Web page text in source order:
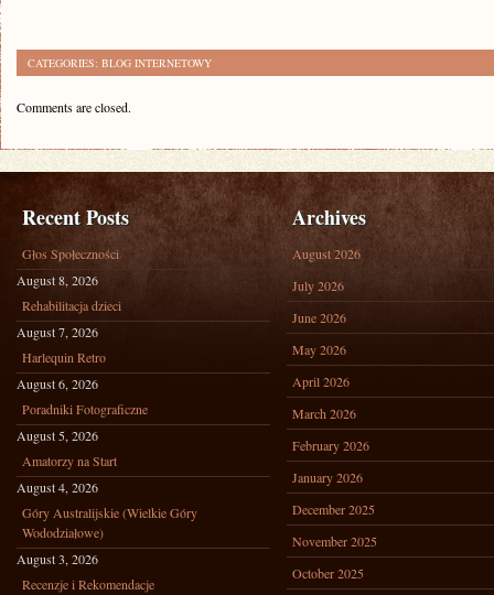
CATEGORIES: BLOG INTERNETOWY
Comments are closed.
Recent Posts
Głos Społeczności
August 8, 2026
Rehabilitacja dzieci
August 7, 2026
Harlequin Retro
August 6, 2026
Poradniki Fotograficzne
August 5, 2026
Amatorzy na Start
August 4, 2026
Góry Australijskie (Wielkie Góry
Wododziałowe)
August 3, 2026
Recenzje i Rekomendacje
Archives
August 2026
July 2026
June 2026
May 2026
April 2026
March 2026
February 2026
January 2026
December 2025
November 2025
October 2025